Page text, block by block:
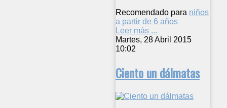
Recomendado para niños
a partir de 6 años
Leer más ...
Martes, 28 Abril 2015
10:02
Ciento un dálmatas